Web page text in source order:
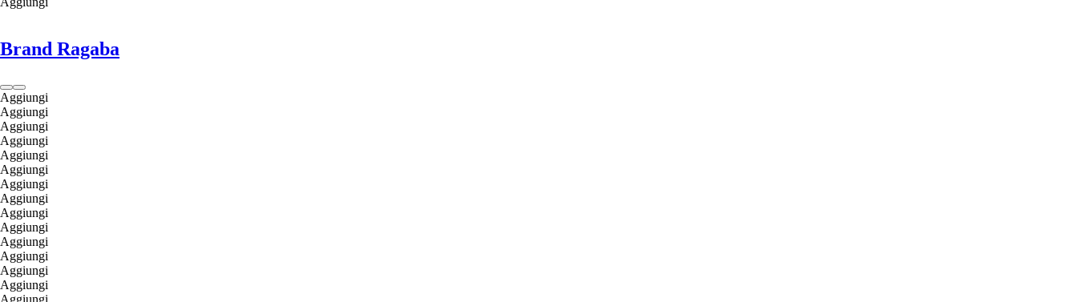
Brand Ragaba
Aggiungi
Aggiungi
Aggiungi
Aggiungi
Aggiungi
Aggiungi
Aggiungi
Aggiungi
Aggiungi
Aggiungi
Aggiungi
Aggiungi
Aggiungi
Aggiungi
Aggiungi